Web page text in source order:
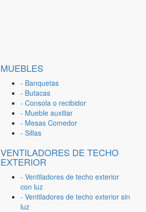
MUEBLES
- Banquetas
- Butacas
- Consola o recibidor
- Mueble auxiliar
- Mesas Comedor
- Sillas
VENTILADORES DE TECHO
EXTERIOR
- Ventiladores de techo exterior
con luz
- Ventiladores de techo exterior sin
luz